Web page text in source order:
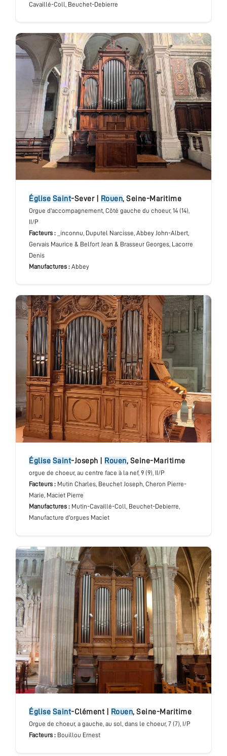
Cavaillé-Coll, Beuchet-Debierre
église Saint-Sever| Rouen, Seine-Maritime
Orgue d'accompagnement, Côté gauche du choeur, 14 (14),
II/P
Facteurs :
_inconnu, Duputel Narcisse, Abbey John-Albert,
Gervais Maurice & Belfort Jean & Brasseur Georges, Lacorre
Denis
Manufactures : Abbey
église Saint-Joseph Rouen, Seine-Maritime
orgue de choeur, au centre face à la nef, 9 (9), II/P
Facteurs : Mutin Charles, Beuchet Joseph, Cheron Pierre-
Marie, Maciet Pierre
Manufactures : Mutin-Cavaillé-Coll, Beuchet-Debierre,
Manufacture d'orgues Maciet
église Saint-Clément| Rouen, Seine-Maritime
Orgue de choeur, a gauche, au sol, dans le choeur, 7 (7), I/P
Facteurs : Bouillou Ernest